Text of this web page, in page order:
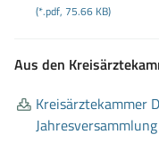
(*.pdf, 75.66 KB)
Aus den
Kreisärztekammer
Jahresversammlung